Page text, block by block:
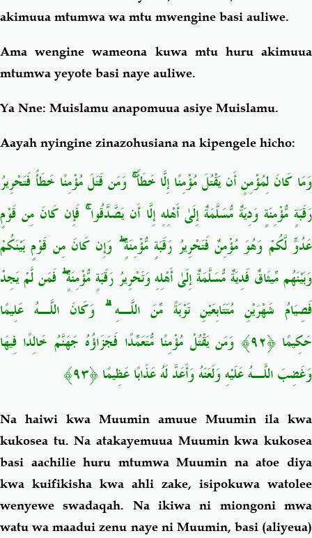
akimuua mtumwa wa mtu mwengine basi auliwe.
Ama wengine wameona kuwa mtu huru akimuua
mtumwa yeyote basi naye auliwe.
Ya Nne: Muislamu anapomuua asiye Muislamu.
Aayah nyingine zinazohusiana na kipengele hicho:
وَمَا كَانَ لِمُؤْمِنٍ أَن يَقْتُلَ مُؤْمِنًا إِلَّا خَطَأً ۚ وَمَن قَتَلَ مُؤْمِنًا خَطَأً فَتَحْرِيرُ
رَقَبَةٍ مُّؤْمِنَةٍ وَدِيَةٌ مُّسَلَّمَةٌ إِلَىٰ أَهْلِهِ إِلَّا أَن يَصَّدَّقُوا ۚ فَإِن كَانَ مِن قَوْمٍ
عَدُوٍّ لَّكُمْ وَهُوَ مُؤْمِنٌ فَتَحْرِيرُ رَقَبَةٍ مُّؤْمِنَةٍ ۖ وَإِن كَانَ مِن قَوْمٍ بَيْنَكُمْ
وَبَيْنَهُم مِّيثَاقٌ فَدِيَةٌ مُّسَلَّمَةٌ إِلَىٰ أَهْلِهِ وَتَحْرِيرُ رَقَبَةٍ مُّؤْمِنَةٍ ۖ فَمَن لَّمْ يَجِدْ
فَصِيَامُ شَهْرَيْنِ مُتَتَابِعَيْنِ تَوْبَةً مِّنَ اللَّـهِ ۗ وَكَانَ اللَّـهُ عَلِيمًا
حَكِيمًا ﴿٩٢﴾
وَمَن يَقْتُلْ مُؤْمِنًا مُّتَعَمِّدًا فَجَزَاؤُهُ جَهَنَّمُ خَالِدًا فِيهَا
وَغَضِبَ اللَّـهُ عَلَيْهِ وَلَعَنَهُ وَأَعَدَّ لَهُ عَذَابًا عَظِيمًا ﴿٩٣﴾
Na haiwi kwa Muumin amuue Muumin ila kwa
kukosea tu. Na atakayemuua Muumin kwa kukosea
basi aachilie huru mtumwa Muumin na atoe diya
kwa kuifikisha kwa ahli zake, isipokuwa watolee
wenyewe swadaqah. Na ikiwa ni miongoni mwa
watu wa maadui zenu naye ni Muumin, basi (aliyeua)